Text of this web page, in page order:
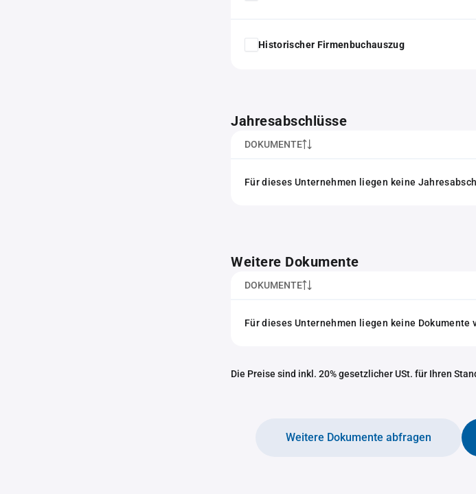
Historischer Firmenbuchauszug
Jahresabschlüsse
DOKUMENTE
Für dieses Unternehmen liegen keine
Weitere Dokumente
DOKUMENTE
Für dieses Unternehmen liegen keine Dokumente
Die Preise sind inkl. 20% gesetzlicher USt. für Ihren
Weitere Dokumente abfragen